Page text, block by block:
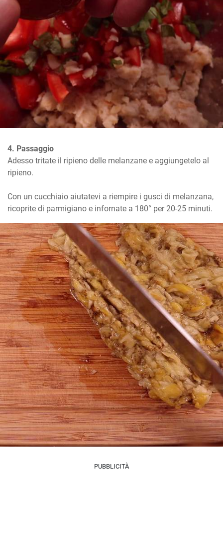
4. Passaggio
Adesso tritate il ripieno delle melanzane e aggiungetelo al
ripieno.
Con un cucchiaio aiutatevi a riempire i gusci di melanzana,
ricoprite di parmigiano e infornate a 180° per 20-25 minuti.
PUBBLICITÀ